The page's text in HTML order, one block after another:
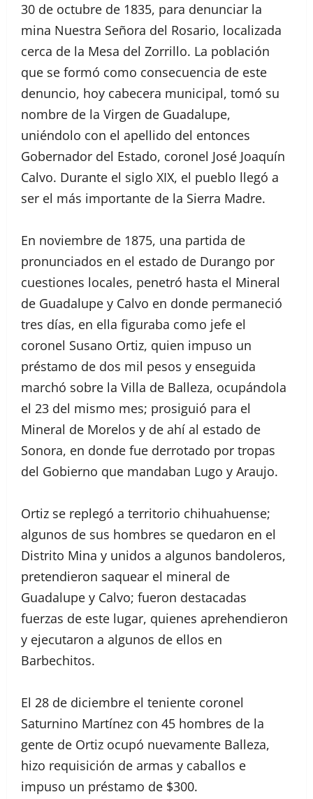
30 de octubre de 1835, para denunciar la
mina Nuestra Señora del Rosario, localizada
cerca de la Mesa del Zorrillo. La población
que se formó como consecuencia de este
denuncio, hoy cabecera municipal, tomó su
nombre de la Virgen de Guadalupe,
uniéndolo con el apellido del entonces
Gobernador del Estado, coronel José Joaquín
Calvo. Durante el siglo XIX, el pueblo llegó a
ser el más importante de la Sierra Madre.
En noviembre de 1875, una partida de
pronunciados en el estado de Durango por
cuestiones locales, penetró hasta el Mineral
de Guadalupe y Calvo en donde permaneció
tres días, en ella figuraba como jefe el
coronel Susano Ortiz, quien impuso un
préstamo de dos mil pesos y enseguida
marchó sobre la Villa de Balleza, ocupándola
el 23 del mismo mes; prosiguió para el
Mineral de Morelos y de ahí al estado de
Sonora, en donde fue derrotado por tropas
del Gobierno que mandaban Lugo y Araujo.
Ortiz se replegó a territorio chihuahuense;
algunos de sus hombres se quedaron en el
Distrito Mina y unidos a algunos bandoleros,
pretendieron saquear el mineral de
Guadalupe y Calvo; fueron destacadas
fuerzas de este lugar, quienes aprehendieron
y ejecutaron a algunos de ellos en
Barbechitos.
El 28 de diciembre el teniente coronel
Saturnino Martínez con 45 hombres de la
gente de Ortiz ocupó nuevamente Balleza,
hizo requisición de armas y caballos e
impuso un préstamo de $300.